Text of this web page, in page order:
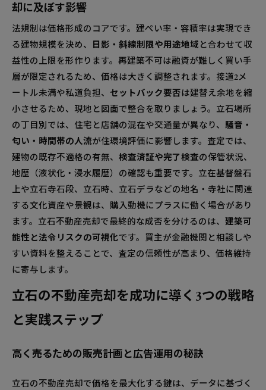
却に及ぼす影響
法規制は価格形成のコアです。建ぺい率・容積率は実現でき
る建物規模を決め、
日影・斜線制限や用途地域 と合わせて収
益性の上限を形作ります。再建築不可は融資が難しく買い手
層が限定されるため、価格は大きく調整されます。接道2メ
ートル未満や私道負担、 セットバック要否は建替え余地を縮
小させるため、現地と図面で整合を取りましょう。立石場所
の丁目別では、住宅と店舗の混在や交通量が異なり、 騒音・
匂い・時間帯の人流が住環境評価に影響します。査定では、
建物の既存不適格の有無、 検査済証や完了検査の保管状況、
地歴（液状化・浸水履歴）の確認も重要です。立在基督盤石
上や立石寺石段、立石時、立石デラなどの地名・寺社に関連
する文化資産や景観は、購入動機にプラスに働く場合があり
ます。立石不動産売却で最終的な成否を分けるのは、 建築可
能性と法令リスクの可視化です。買主が金融機関と相談しや
すい資料を整えることで、査定の信頼性が高まり、価格維持
に寄与します。
立石の不動産売却を成功に導く3つの戦略
と実践ステップ
高く売るための販売計画と広告運用の秘訣
立石の不動産売却で価格を最大化する鍵は、データに基づく